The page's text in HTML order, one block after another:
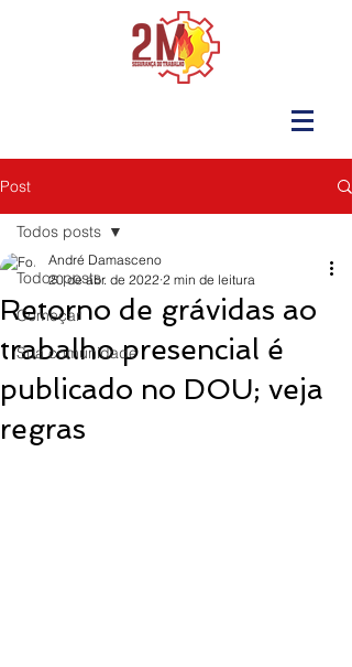
Post
Todos posts
Começar
Sua comunidade
Todos posts
Retorno de grávidas ao
trabalho presencial é
publicado no DOU; veja
regras
André Damasceno
20 de abr. de 2022 2 min de leitura